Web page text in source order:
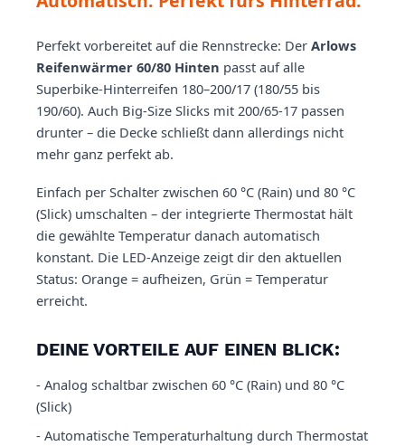
Perfekt vorbereitet auf die Rennstrecke: Der Arlows
Reifenwärmer 60/80 Hinten passt auf alle
Superbike-Hinterreifen 180–200/17 (180/55 bis
190/60). Auch Big-Size Slicks mit 200/65-17 passen
drunter – die Decke schließt dann allerdings nicht
mehr ganz perfekt ab.
Einfach per Schalter zwischen 60 °C (Rain) und 80 °C
(Slick) umschalten – der integrierte Thermostat hält
die gewählte Temperatur danach automatisch
konstant. Die LED-Anzeige zeigt dir den aktuellen
Status: Orange = aufheizen, Grün = Temperatur
erreicht.
DEINE VORTEILE AUF EINEN BLICK:
- Analog schaltbar zwischen 60 °C (Rain) und 80 °C
(Slick)
- Automatische Temperaturhaltung durch Thermostat